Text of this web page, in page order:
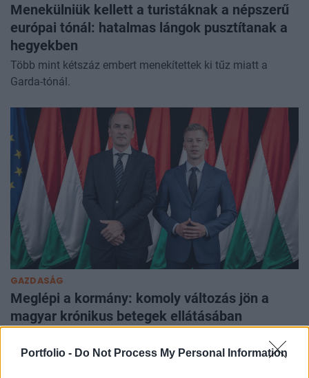
Portfolio - Do Not Process My Personal Information
Menekülniük kellett a turistáknak a népszerű
európai tónál: hatalmas lángok pusztítanak a
hegyekben
Több mint kétszáz embert menekítettek ki tűz miatt a
Garda-tónál.
GAZDASÁG
Meglépi a kormány: komoly változás jön a
magyar krónikus betegek ellátásában
PORTFOLIO BLOGGER